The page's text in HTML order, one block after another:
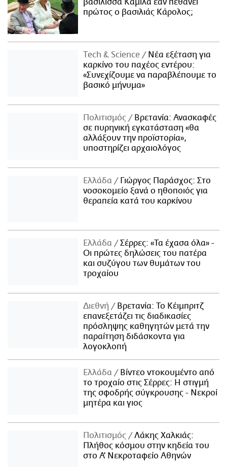
βασίλισσα Καμίλα εάν πεθάνει
πρώτος ο βασιλιάς Κάρολος;
Τech & Science
Νέα εξέταση για
καρκίνο του παχέος εντέρου:
«Συνεχίζουμε να παραβλέπουμε το
βασικό μήνυμα»
Πολιτισμός
Βρετανία: Ανασκαφές
σε πυρηνική εγκατάσταση «θα
αλλάξουν την προϊστορία»,
υποστηρίζει αρχαιολόγος
Ελλάδα
Γιώργος Παράσχος: Στο
νοσοκομείο ξανά ο ηθοποιός για
θεραπεία κατά του καρκίνου
Ελλάδα
Σέρρες: «Τα έχασα όλα» -
Οι πρώτες δηλώσεις του πατέρα
και συζύγου των θυμάτων του
τροχαίου
Διεθνή
Βρετανία: Το Κέιμπριτζ
επανεξετάζει τις διαδικασίες
πρόσληψης καθηγητών μετά την
παραίτηση διδάσκοντα για
λογοκλοπή
Ελλάδα
Βίντεο ντοκουμέντο από
το τροχαίο στις Σέρρες: Η στιγμή
της σφοδρής σύγκρουσης - Νεκροί
μητέρα και γιος
Πολιτισμός
Λάκης Χαλκιάς:
Πλήθος κόσμου στην κηδεία του
στο Α' Νεκροταφείο Αθηνών